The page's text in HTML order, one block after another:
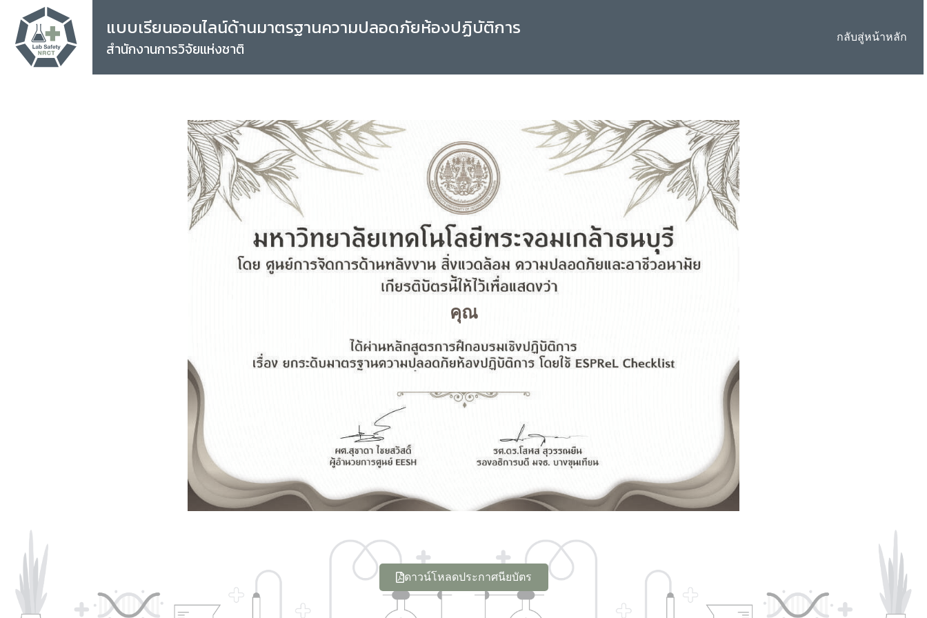
แบบเรียนออนไลน์ด้านมาตรฐานความปลอดภัยห้องปฏิบัติการ
สำนักงานการวิจัยแห่งชาติ
กลับสู่หน้าหลัก
คุณ
ดาวน์โหลดประกาศนียบัตร